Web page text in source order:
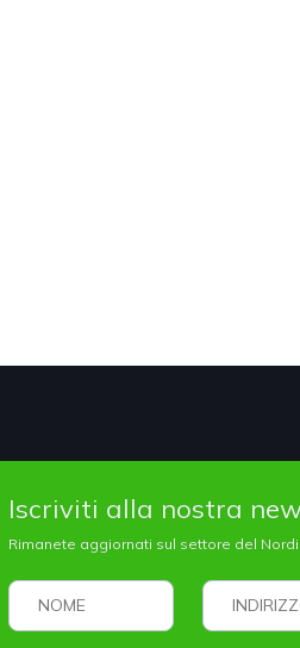
Iscriviti alla nostra
Rimanete aggiornati sul settore del